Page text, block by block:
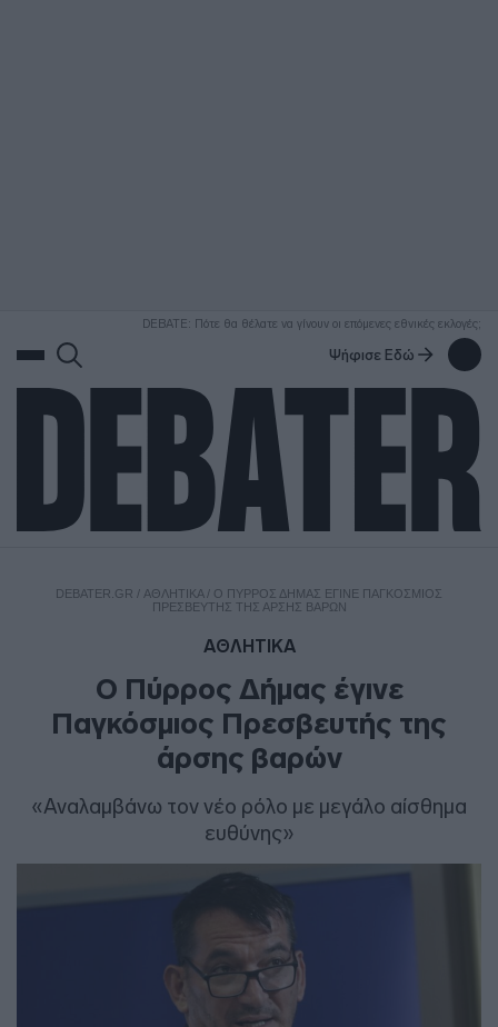
DEBATE: Πότε θα θέλατε να γίνουν οι επόμενες εθνικές εκλογές;
Ψήφισε Εδώ
DEBATER.GR / ΑΘΛΗΤΙΚΑ/ O ΠΎΡΡΟΣ ΔΉΜΑΣ ΈΓΙΝΕ ΠΑΓΚΌΣΜΙΟΣ
ΠΡΕΣΒΕΥΤΉΣ ΤΗΣ ΆΡΣΗΣ ΒΑΡΏΝ
ΑΘΛΗΤΙΚΑ
O Πύρρος Δήμας έγινε
Παγκόσμιος Πρεσβευτής της
άρσης βαρών
«Αναλαμβάνω τον νέο ρόλο με μεγάλο αίσθημα
ευθύνης»